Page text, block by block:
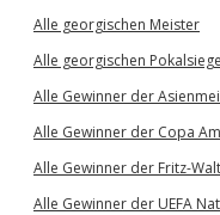
Alle georgischen Meister
Alle georgischen
Alle Gewinner der
Alle Gewinner der Copa
Alle Gewinner der Fritz-
Alle Gewinner der UEFA